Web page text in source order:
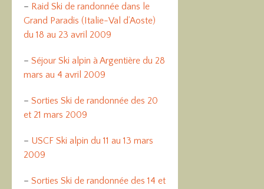
– Raid Ski de randonnée dans le
Grand Paradis (Italie-Val d’Aoste)
du 18 au 23 avril 2009
– Séjour Ski alpin à Argentière du 28
mars au 4 avril 2009
– Sorties Ski de randonnée des 20
et 21 mars 2009
– USCF Ski alpin du 11 au 13 mars
2009
– Sorties Ski de randonnée des 14 et